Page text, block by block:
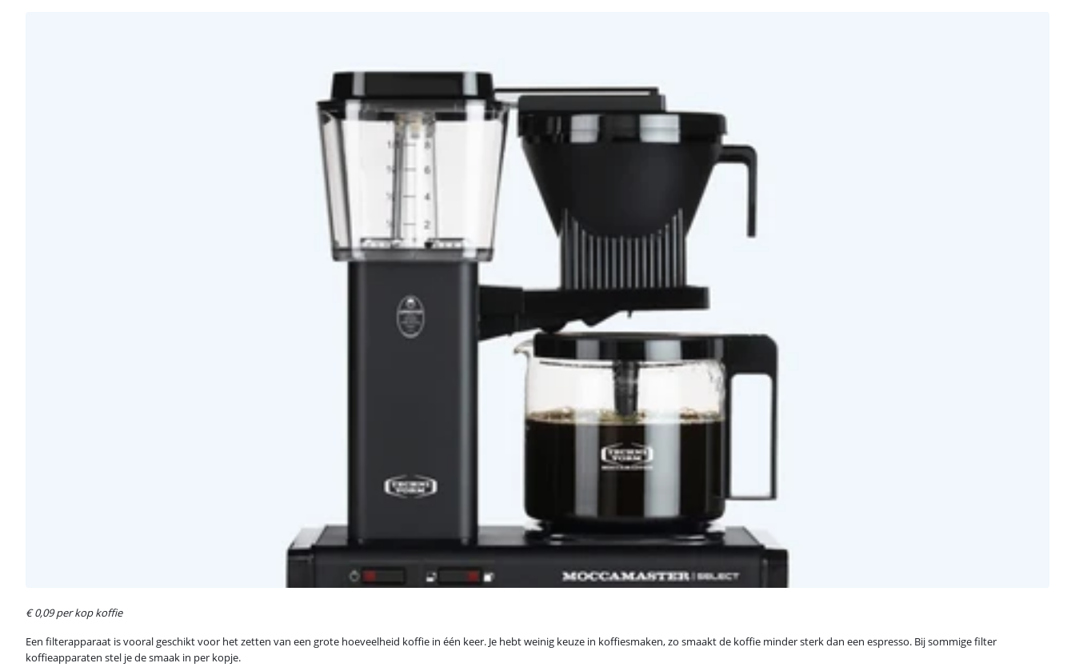
€ 0,09 per kop koffie
Een filterapparaat is vooral geschikt voor het zetten van een grote hoeveelheid koffie in één keer. Je hebt weinig keuze in koffiesmaken, zo smaakt de koffie minder sterk dan een espresso. Bij sommige filter
koffieapparaten stel je de smaak in per kopje.